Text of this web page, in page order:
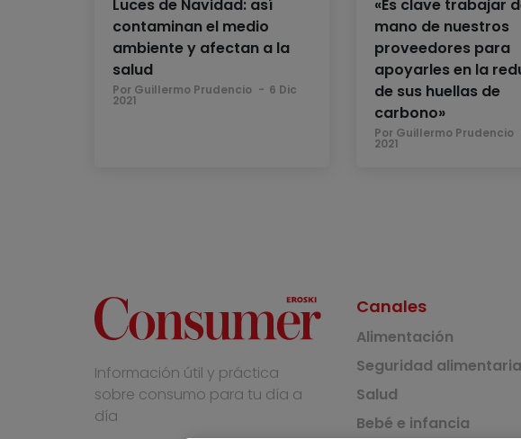
Luces de Navidad: así
contaminan el medio
ambiente y afectan a la
salud
Por Guillermo Prudencio 6 Dic
2021
«Es clave trabajar
mano de nuestros
proveedores para
apoyarles en la
de sus huellas de
carbono»
Por Guillermo Prudencio
2021
Información útil y práctica
sobre consumo para tu día a
día
Canales
Alimentación
Seguridad alimentaria
Salud
Bebé e infancia